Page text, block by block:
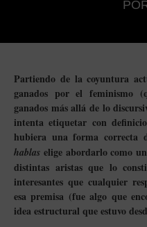
Partiendo de la coyuntura
ganados por el feminismo
ganados más allá de lo
intenta etiquetar con
hubiera una forma correcta
hablas elige abordarlo como
distintas aristas que lo
interesantes que cualquier
esa premisa (fue algo que
idea estructural que estuvo